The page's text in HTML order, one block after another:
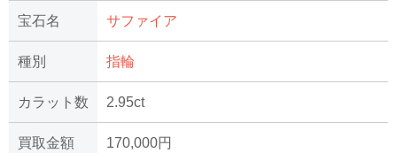
宝石名 サファイア
種別 指輪
カラット数 2.95ct
買取金額 170,000円